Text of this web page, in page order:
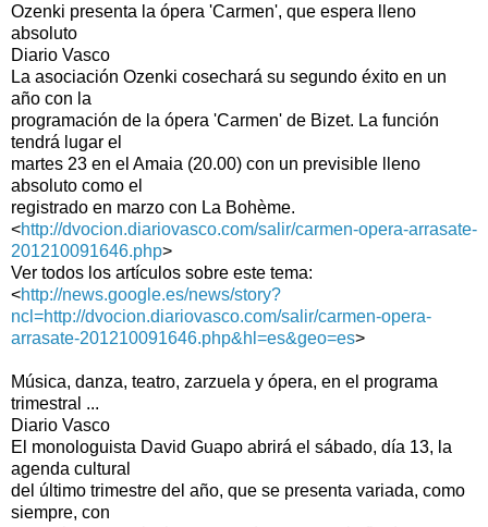
Ozenki presenta la ópera 'Carmen', que espera lleno
absoluto
Diario Vasco
La asociación Ozenki cosechará su segundo éxito en un
año con la
programación de la ópera 'Carmen' de Bizet. La función
tendrá lugar el
martes 23 en el Amaia (20.00) con un previsible lleno
absoluto como el
registrado en marzo con La Bohème.
<http://dvocion.diariovasco.com/salir/carmen-opera-arrasate-
201210091646.php>
Ver todos los artículos sobre este tema:
<http://news.google.es/news/story?
ncl=http://dvocion.diariovasco.com/salir/carmen-opera-
arrasate-201210091646.php&hl=es&geo=es>
Música, danza, teatro, zarzuela y ópera, en el programa
trimestral ...
Diario Vasco
El monologuista David Guapo abrirá el sábado, día 13, la
agenda cultural
del último trimestre del año, que se presenta variada, como
siempre, con